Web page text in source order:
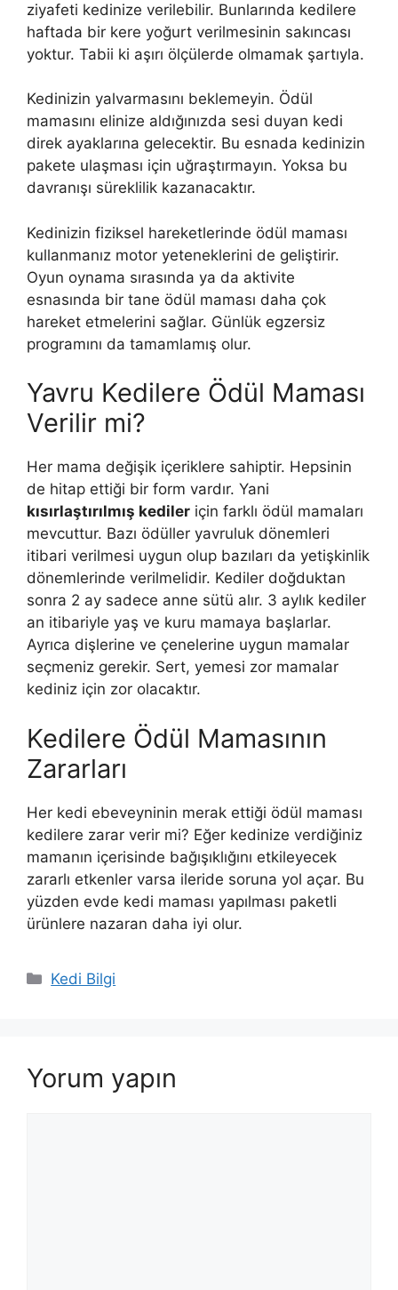
ziyafeti kedinize verilebilir. Bunlarında kedilere
haftada bir kere yoğurt verilmesinin sakıncası
yoktur. Tabii ki aşırı ölçülerde olmamak şartıyla.
Kedinizin yalvarmasını beklemeyin. Ödül
mamasını elinize aldığınızda sesi duyan kedi
direk ayaklarına gelecektir. Bu esnada kedinizin
pakete ulaşması için uğraştırmayın. Yoksa bu
davranışı süreklilik kazanacaktır.
Kedinizin fiziksel hareketlerinde ödül maması
kullanmanız motor yeteneklerini de geliştirir.
Oyun oynama sırasında ya da aktivite
esnasında bir tane ödül maması daha çok
hareket etmelerini sağlar. Günlük egzersiz
programını da tamamlamış olur.
Yavru Kedilere Ödül Maması
Verilir mi?
Her mama değişik içeriklere sahiptir. Hepsinin
de hitap ettiği bir form vardır. Yani
kısırlaştırılmış kediler için farklı ödül mamaları
mevcuttur. Bazı ödüller yavruluk dönemleri
itibari verilmesi uygun olup bazıları da yetişkinlik
dönemlerinde verilmelidir. Kediler doğduktan
sonra 2 ay sadece anne sütü alır. 3 aylık kediler
an itibariyle yaş ve kuru mamaya başlarlar.
Ayrıca dişlerine ve çenelerine uygun mamalar
seçmeniz gerekir. Sert, yemesi zor mamalar
kediniz için zor olacaktır.
Kedilere Ödül Mamasının
Zararları
Her kedi ebeveyninin merak ettiği ödül maması
kedilere zarar verir mi? Eğer kedinize verdiğiniz
mamanın içerisinde bağışıklığını etkileyecek
zararlı etkenler varsa ileride soruna yol açar. Bu
yüzden evde kedi maması yapılması paketli
ürünlere nazaran daha iyi olur.
Kategoriler
Kedi Bilgi
Yorum yapın